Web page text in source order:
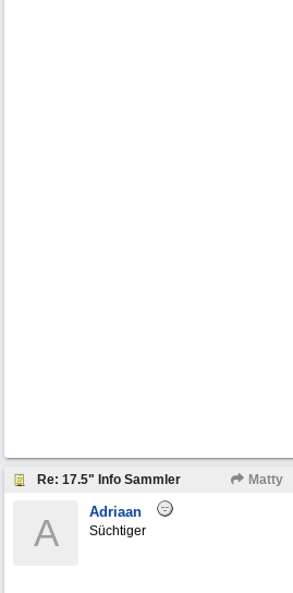
Re: 17.5" Info Sammler Matty
A Adriaan
Süchtiger